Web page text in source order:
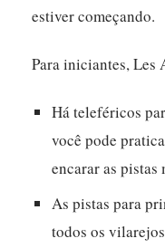
estiver começando.
Para iniciantes, Les
Há teleféricos
você pode
encarar as pistas
As pistas para
todos os